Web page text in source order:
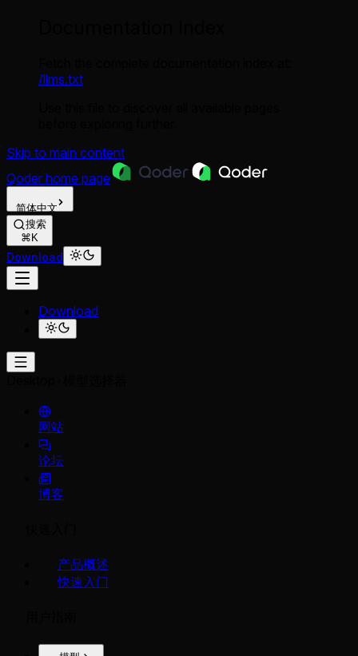
/llms.txt
Skip to main content
Qoder home page
简体中文
搜索
⌘K
Download
Download
网站
论坛
博客
产品概述
快速入门